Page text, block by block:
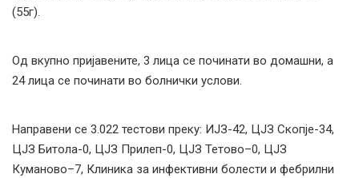
(55г).
Од вкупно пријавените, 3 лица се починати во домашни, а
24 лица се починати во болнички услови.
Направени се 3.022 тестови преку: ИЈЗ-42, ЦЈЗ Скопје-34,
ЦЈЗ Битола-0, ЦЈЗ Прилеп-0, ЦЈЗ Тетово–0, ЦЈЗ
Куманово–7, Клиника за инфективни болести и фебрилни